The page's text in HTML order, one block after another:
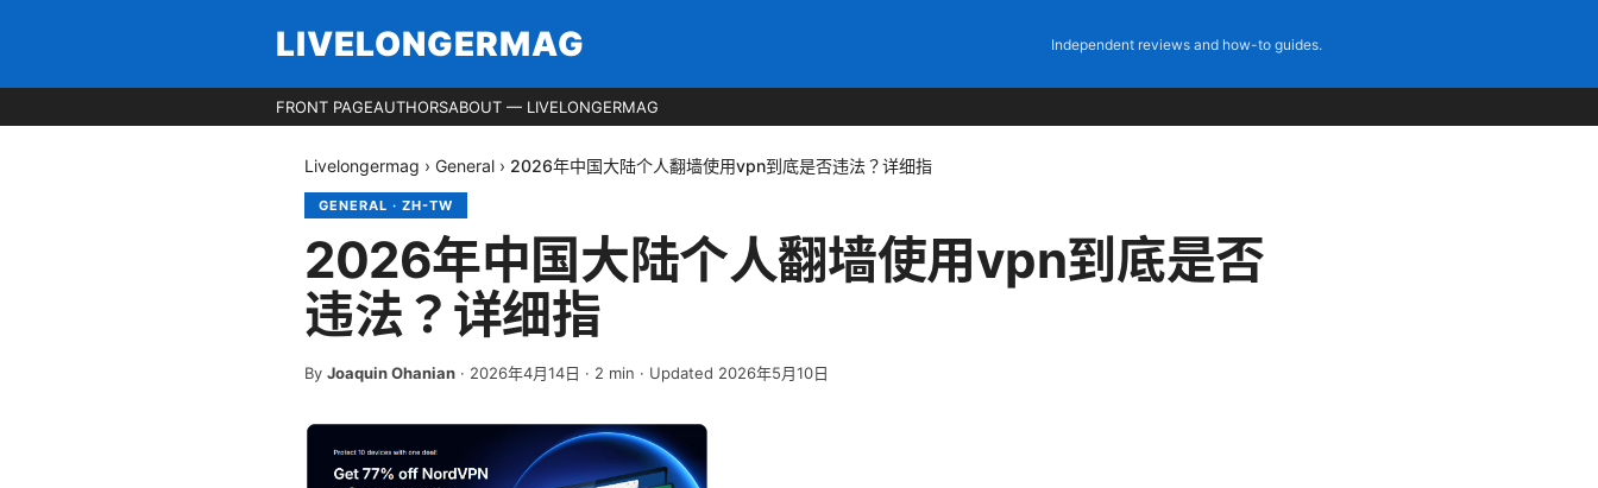
LIVELONGERMAG Independent reviews and how-to guides.
FRONT PAGEAUTHORSABOUT — LIVELONGERMAG
Livelongermag › General › 2026年中国大陆个人翻墙使用vpn到底是否违法？详细指
GENERAL · ZH-TW
2026年中国大陆个人翻墙使用vpn到底是否
违法？详细指
By Joaquin Ohanian · 2026年4月14日 · 2 min · Updated 2026年5月10日